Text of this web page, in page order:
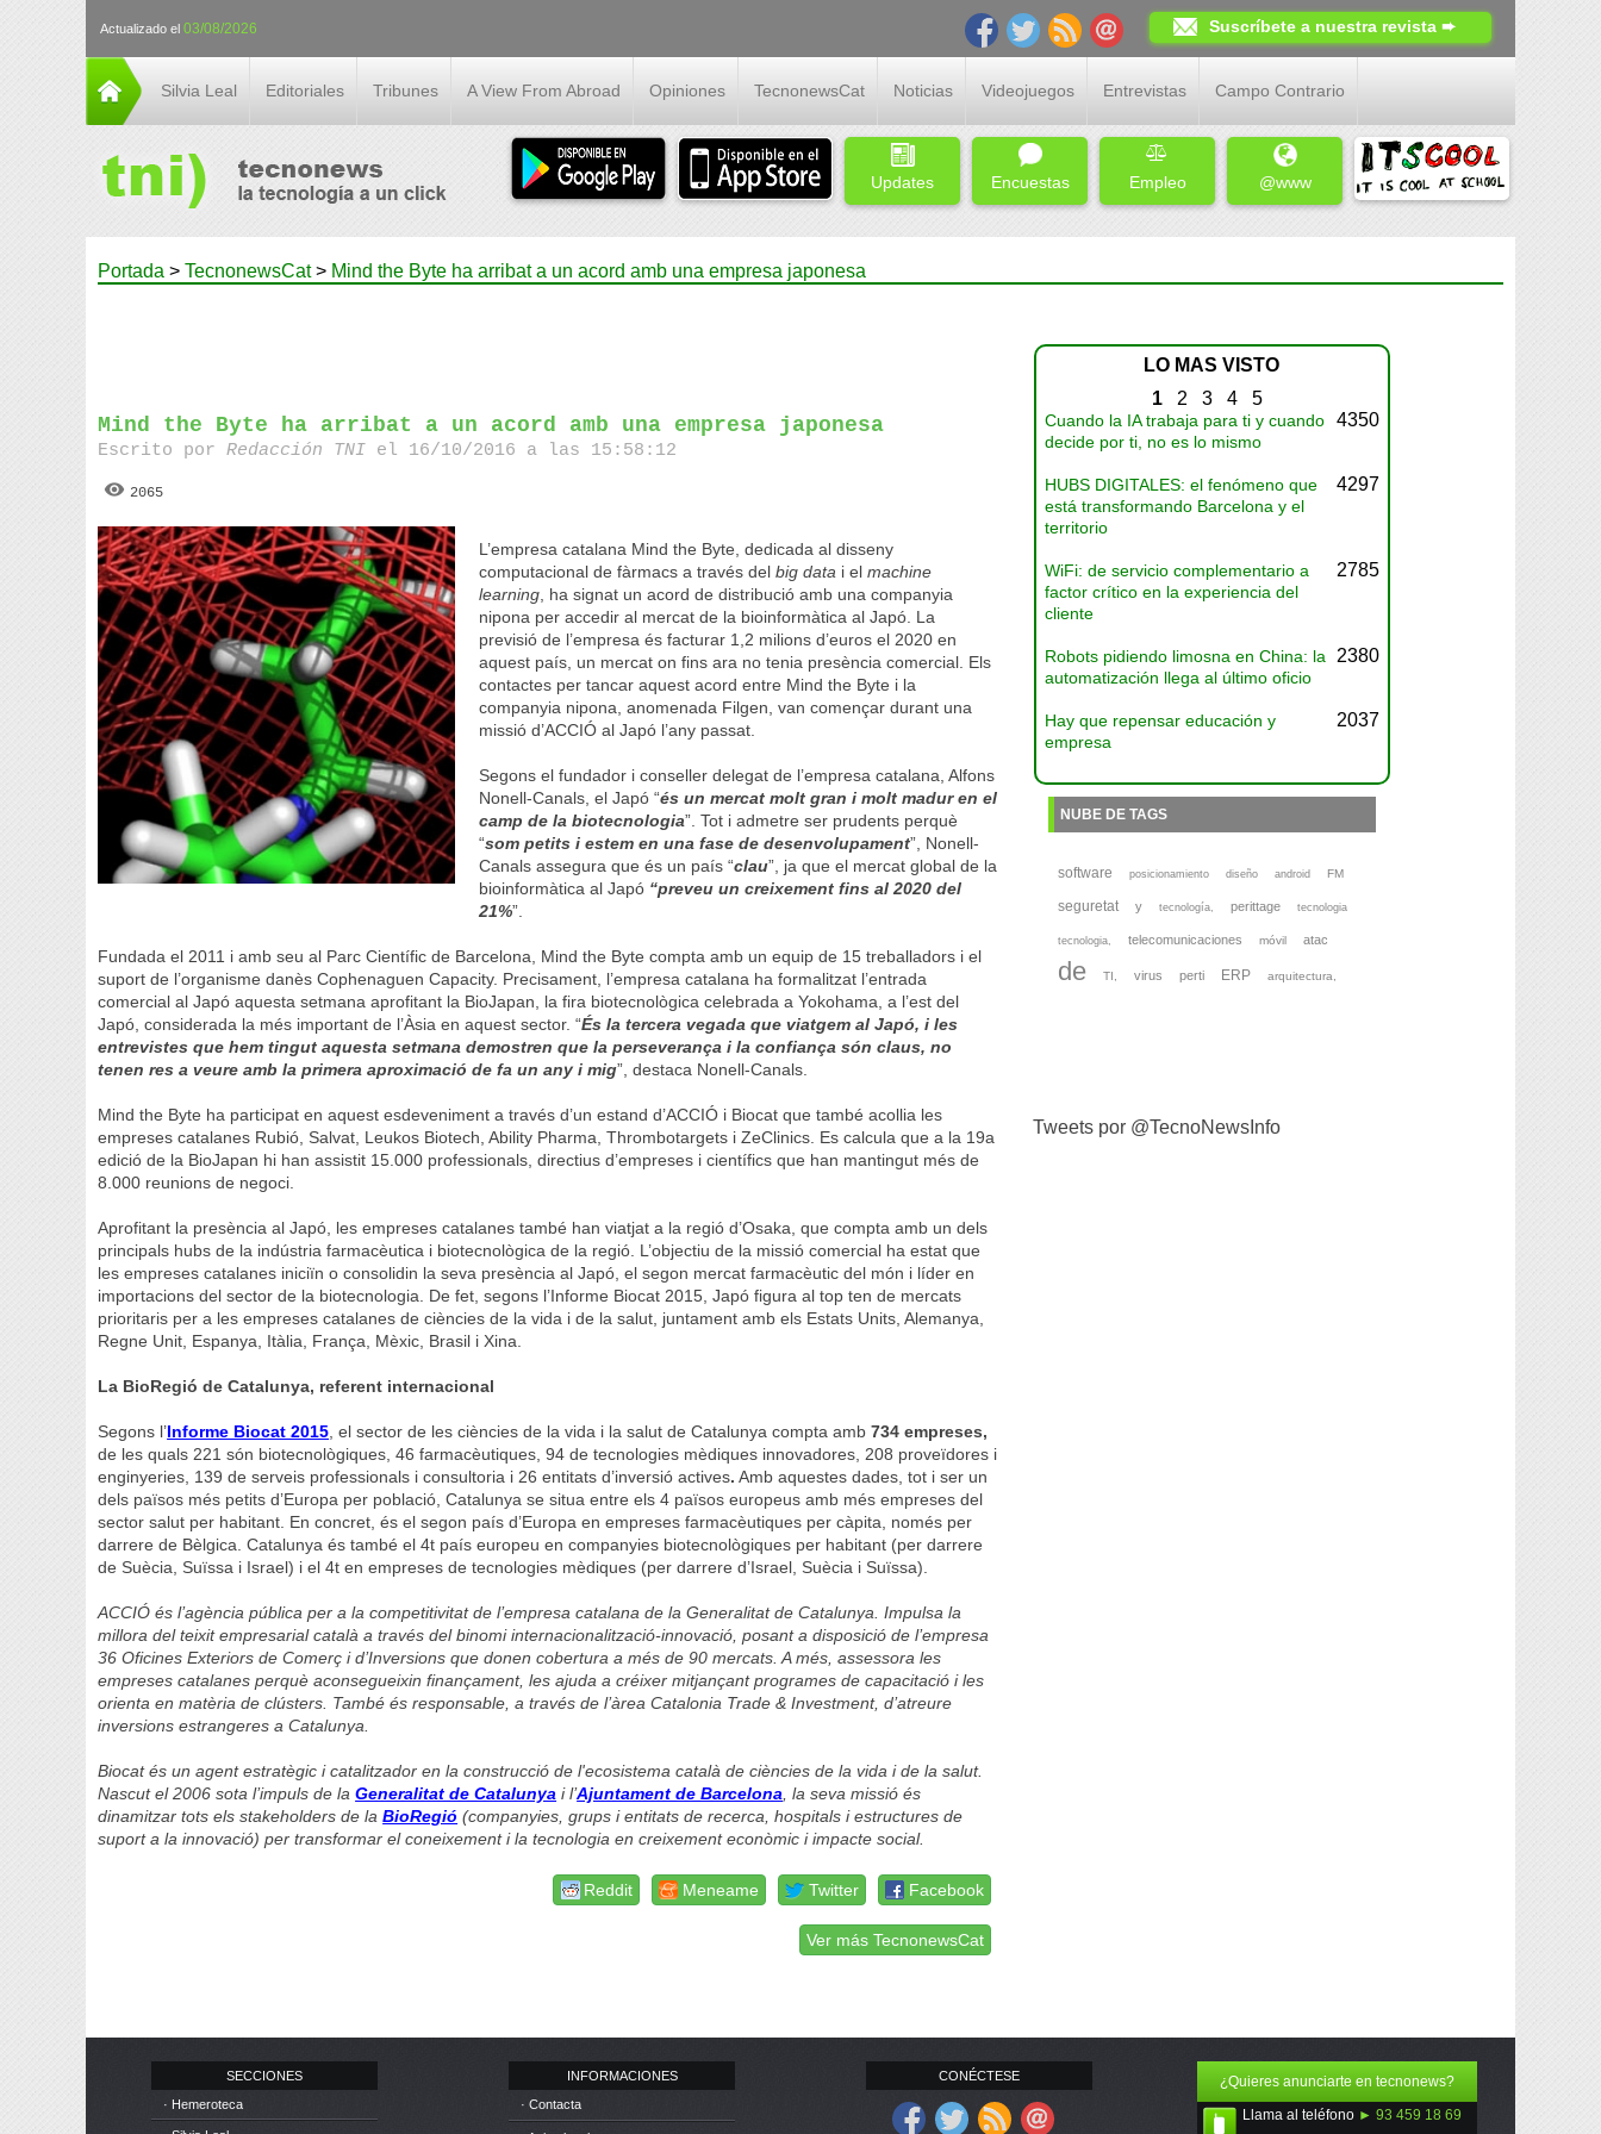
Actualizado el 03/08/2026 Suscríbete a nuestra revista ➨
Silvia Leal Editoriales Tribunes A View From Abroad Opiniones TecnonewsCat Noticias Videojuegos Entrevistas Campo Contrario
Updates Encuestas Empleo @www
Portada > TecnonewsCat > Mind the Byte ha arribat a un acord amb una empresa japonesa
Mind the Byte ha arribat a un acord amb una empresa japonesa
Escrito porRedacción TNI el 16/10/2016 a las 15:58:12
2065
L’empresa catalana Mind the Byte, dedicada al disseny
computacional de fàrmacs a través delbig data i elmachine
learning , ha signat un acord de distribució amb una companyia
nipona per accedir al mercat de la bioinformàtica al Japó. La
previsió de l’empresa és facturar 1,2 milions d’euros el 2020 en
aquest país, un mercat on fins ara no tenia presència comercial. Els
contactes per tancar aquest acord entre Mind the Byte i la
companyia nipona, anomenada Filgen, van començar durant una
missió d’ACCIÓ al Japó l’any passat.
Segons el fundador i conseller delegat de l’empresa catalana, Alfons
Nonell-Canals, el Japó “és un mercat molt gran i molt madur en el
camp de la biotecnologia”. Tot i admetre ser prudents perquè
“som petits i estem en una fase de desenvolupament”, Nonell-
Canals assegura que és un país “clau”, ja que el mercat global de la
bioinformàtica al Japó “preveu un creixement fins al 2020 del
21%”.
Fundada el 2011 i amb seu al Parc Científic de Barcelona, Mind the Byte compta amb un equip de 15 treballadors i el
suport de l’organisme danès Cophenaguen Capacity. Precisament, l’empresa catalana ha formalitzat l’entrada
comercial al Japó aquesta setmana aprofitant la BioJapan, la fira biotecnològica celebrada a Yokohama, a l’est del
Japó, considerada la més important de l’Àsia en aquest sector. “És la tercera vegada que viatgem al Japó, i les
entrevistes que hem tingut aquesta setmana demostren que la perseverança i la confiança són claus, no
tenen res a veure amb la primera aproximació de fa un any i mig”, destaca Nonell-Canals.
Mind the Byte ha participat en aquest esdeveniment a través d’un estand d’ACCIÓ i Biocat que també acollia les
empreses catalanes Rubió, Salvat, Leukos Biotech, Ability Pharma, Thrombotargets i ZeClinics. Es calcula que a la 19a
edició de la BioJapan hi han assistit 15.000 professionals, directius d’empreses i científics que han mantingut més de
8.000 reunions de negoci.
Aprofitant la presència al Japó, les empreses catalanes també han viatjat a la regió d’Osaka, que compta amb un dels
principals hubs de la indústria farmacèutica i biotecnològica de la regió. L’objectiu de la missió comercial ha estat que
les empreses catalanes iniciïn o consolidin la seva presència al Japó, el segon mercat farmacèutic del món i líder en
importacions del sector de la biotecnologia. De fet, segons l’Informe Biocat 2015, Japó figura al top ten de mercats
prioritaris per a les empreses catalanes de ciències de la vida i de la salut, juntament amb els Estats Units, Alemanya,
Regne Unit, Espanya, Itàlia, França, Mèxic, Brasil i Xina.
La BioRegió de Catalunya, referent internacional
Segons l’Informe Biocat 2015 , el sector de les ciències de la vida i la salut de Catalunya compta amb734 empreses,
de les quals 221 són biotecnològiques, 46 farmacèutiques, 94 de tecnologies mèdiques innovadores, 208 proveïdores i
enginyeries, 139 de serveis professionals i consultoria i 26 entitats d’inversió actives. Amb aquestes dades, tot i ser un
dels països més petits d’Europa per població, Catalunya se situa entre els 4 països europeus amb més empreses del
sector salut per habitant. En concret, és el segon país d’Europa en empreses farmacèutiques per càpita, només per
darrere de Bèlgica. Catalunya és també el 4t país europeu en companyies biotecnològiques per habitant (per darrere
de Suècia, Suïssa i Israel) i el 4t en empreses de tecnologies mèdiques (per darrere d’Israel, Suècia i Suïssa).
ACCIÓ és l’agència pública per a la competitivitat de l’empresa catalana de la Generalitat de Catalunya. Impulsa la
millora del teixit empresarial català a través del binomi internacionalització-innovació, posant a disposició de l’empresa
36 Oficines Exteriors de Comerç i d’Inversions que donen cobertura a més de 90 mercats. A més, assessora les
empreses catalanes perquè aconsegueixin finançament, les ajuda a créixer mitjançant programes de capacitació i les
orienta en matèria de clústers. També és responsable, a través de l’àrea Catalonia Trade & Investment, d’atreure
inversions estrangeres a Catalunya.
Biocat és un agent estratègic i catalitzador en la construcció de l'ecosistema català de ciències de la vida i de la salut.
Nascut el 2006 sota l’impuls de laGeneralitat de Catalunya i l’Ajuntament de Barcelona , la seva missió és
dinamitzar tots els stakeholders de laBioRegió (companyies, grups i entitats de recerca, hospitals i estructures de
suport a la innovació) per transformar el coneixement i la tecnologia en creixement econòmic i impacte social.
Facebook
Twitter
Meneame
Reddit
Ver más TecnonewsCat
LO MAS VISTO
1 2 3 4 5
Cuando la IA trabaja para ti y cuando
decide por ti, no es lo mismo
4350
HUBS DIGITALES: el fenómeno que
está transformando Barcelona y el
territorio
4297
WiFi: de servicio complementario a
factor crítico en la experiencia del
cliente
2785
Robots pidiendo limosna en China: la
automatización llega al último oficio
2380
Hay que repensar educación y
empresa
2037
NUBE DE TAGS
software posicionamiento diseño android FM
seguretat y tecnología, perittage tecnologia
tecnologia, telecomunicaciones móvil atac
de TI, virus perti ERP arquitectura,
Tweets por @TecnoNewsInfo
SECCIONES
· Hemeroteca
INFORMACIONES
· Contacta
CONÉCTESE
¿Quieres anunciarte en tecnonews?
Llama al teléfono ► 93 459 18 69